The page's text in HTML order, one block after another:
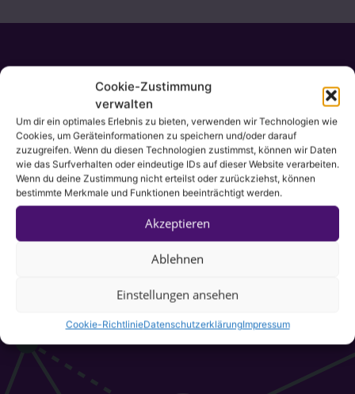
Cookie-Zustimmung
verwalten
Um dir ein optimales Erlebnis zu bieten, verwenden wir Technologien wie
Cookies, um Geräteinformationen zu speichern und/oder darauf
zuzugreifen. Wenn du diesen Technologien zustimmst, können wir Daten
wie das Surfverhalten oder eindeutige IDs auf dieser Website verarbeiten.
Wenn du deine Zustimmung nicht erteilst oder zurückziehst, können
bestimmte Merkmale und Funktionen beeinträchtigt werden.
Akzeptieren
Ablehnen
Einstellungen ansehen
Cookie-RichtlinieDatenschutzerklärungImpressum